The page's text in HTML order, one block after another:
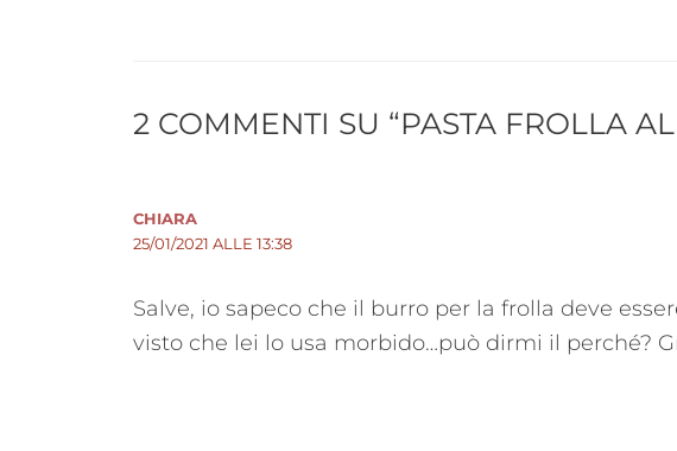
2 COMMENTI SU “PASTA FROLLA
CHIARA
25/01/2021 ALLE 13:38
Salve, io sapeco che il burro per la frolla deve
visto che lei lo usa morbido…può dirmi il perché?